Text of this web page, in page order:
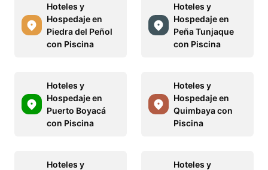
Hoteles y
Hospedaje en
Piedra del Peñol
con Piscina
Hoteles y
Hospedaje en
Peña Tunjaque
con Piscina
Hoteles y
Hospedaje en
Puerto Boyacá
con Piscina
Hoteles y
Hospedaje en
Quimbaya con
Piscina
Hoteles y
Hoteles y